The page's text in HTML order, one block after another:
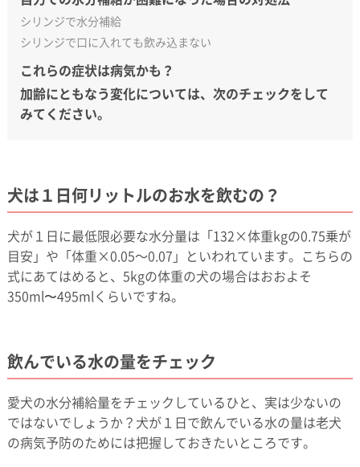
シリンジで水分補給
シリンジで口に入れても飲み込まない
これらの症状は病気かも？
加齢にともなう変化については、次のチェックをして
みてください。
犬は１日何リットルのお水を飲むの？
犬が１日に最低限必要な水分量は「132×体重kgの0.75乗が
目安」や「体重×0.05～0.07」といわれています。こちらの
式にあてはめると、5kgの体重の犬の場合はおおよそ
350ml〜495mlくらいですね。
飲んでいる水の量をチェック
愛犬の水分補給量をチェックしているひと、実は少ないの
ではないでしょうか？犬が１日で飲んでいる水の量は老犬
の病気予防のためには把握しておきたいところです。